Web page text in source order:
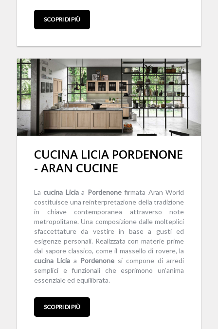
SCOPRI DI PIÙ
CUCINA LICIA PORDENONE
- ARAN CUCINE
Lacucina Liciaa Pordenonefirmata Aran World
costituisce una reinterpretazione della tradizione
in chiave contemporanea attraverso note
metropolitane. Una composizione dalle molteplici
sfaccettature da vestire in base a gusti ed
esigenze personali. Realizzata con materie prime
dal sapore classico, come il massello di rovere, la
cucina Licia a Pordenone si compone di arredi
semplici e funzionali che esprimono un’anima
essenziale ed equilibrata.
SCOPRI DI PIÙ